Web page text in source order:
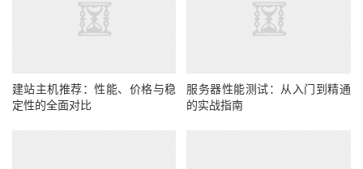
建站主机推荐：性能、价格与稳
定性的全面对比
服务器性能测试：从入门到精通
的实战指南